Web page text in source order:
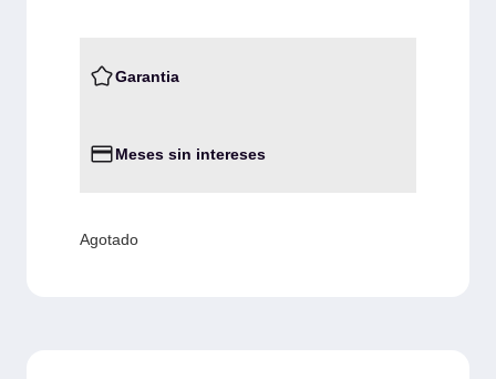
Garantia
Meses sin intereses
Agotado